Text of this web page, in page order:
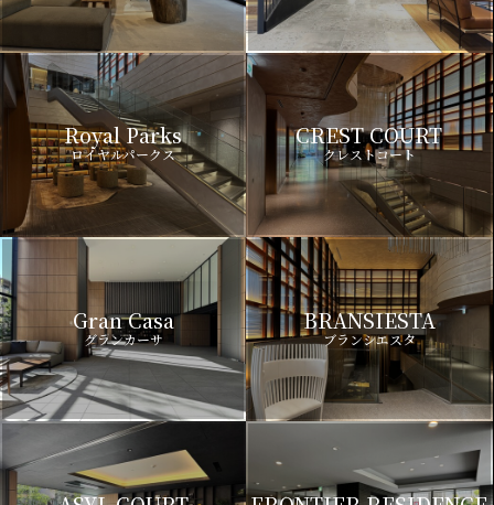
Royal Parks
ロイヤルパークス
CREST COURT
クレストコート
Gran Casa
グランカーサ
BRANSIESTA
ブランシエスタ